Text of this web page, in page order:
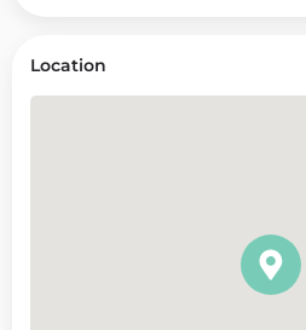
Location